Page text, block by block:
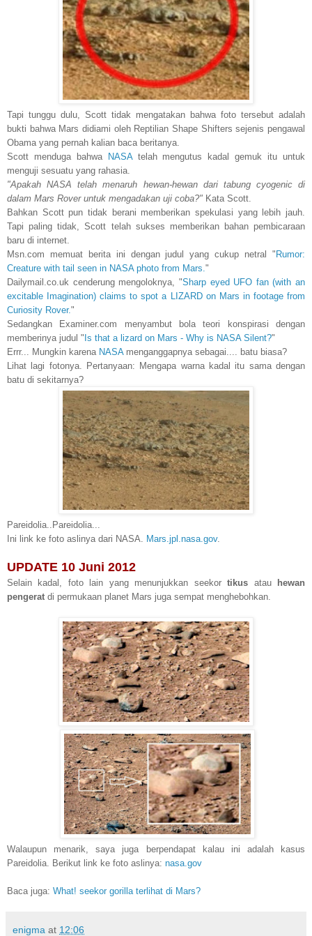
Tapi tunggu dulu, Scott tidak mengatakan bahwa foto tersebut adalah
bukti bahwa Mars didiami oleh Reptilian Shape Shifters sejenis pengawal
Obama yang pernah kalian baca beritanya.
Scott menduga bahwa
NASAtelah mengutus kadal gemuk itu untuk
menguji sesuatu yang rahasia.
"Apakah NASA telah menaruh hewan-hewan dari tabung cyogenic di
dalam Mars Rover untuk mengadakan uji coba?" Kata Scott.
Bahkan Scott pun tidak berani memberikan spekulasi yang lebih jauh.
Tapi paling tidak, Scott telahsukses mem berikanbahan pembicaraan
baru di internet.
Msn.com memuat berita ini dengan judul yang cukup netral " Rumor:
Creature with tail seen in NASA photo from Mars. "
Dailymail.co.uk cenderung mengoloknya, "Sharp eyed UFO fan (with an
excitable Imagination) claims to spot a LIZARD on Mars in footage from
Curiosity Rover. "
Sedangkan Examiner.com menyambut bola teori konspirasi dengan
memberinya judul " Is that a lizard on Mars - Why is NASA Silent?"
Errr... Mungkin karena NASAmenganggapnya sebagai.... batu biasa?
Lihat lagi fotonya.
Pertanyaan: Mengapa warna kadal itu sama dengan
batu di sekitarnya?
Pareidolia..Pareidolia...
Ini link ke foto aslinya dari NASA.
Mars.jpl.nasa.gov.
UPDATE 10 Juni 2012
Selain kadal, foto lain yang menunjukkan seekortikus atau
hewan
pengerat di permukaan planet Mars juga sempat menghebohkan.
Walaupun menarik, saya juga berpendapat kalau ini adalah kasus
Pareidolia. Berikut link ke foto aslinya: nasa.gov
Baca juga: What! seekor gorilla terlihat di Mars?
enigma at 12:06